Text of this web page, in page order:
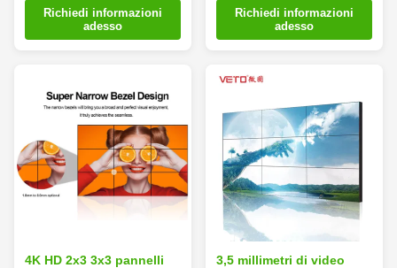
700cd/m video
Richiedi informazioni
adesso
immagine pannello LCD
pieno vivo LCD stretto
della disposizione HD
Richiedi informazioni
adesso
4K HD 2x3 3x3 pannelli
3,5 millimetri di video